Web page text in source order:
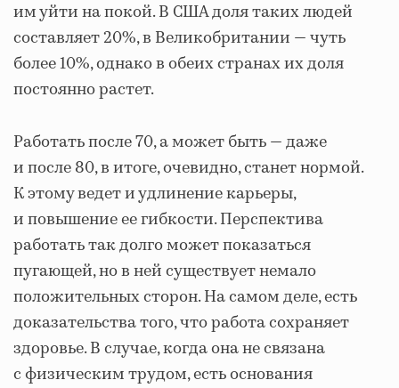
им уйти на покой. В США доля таких людей
составляет 20%, в Великобритании — чуть
более 10%, однако в обеих странах их доля
постоянно растет.
Работать после 70, а может быть — даже
и после 80, в итоге, очевидно, станет нормой.
К этому ведет и удлинение карьеры,
и повышение ее гибкости. Перспектива
работать так долго может показаться
пугающей, но в ней существует немало
положительных сторон. На самом деле, есть
доказательства того, что работа сохраняет
здоровье. В случае, когда она не связана
с физическим трудом, есть основания